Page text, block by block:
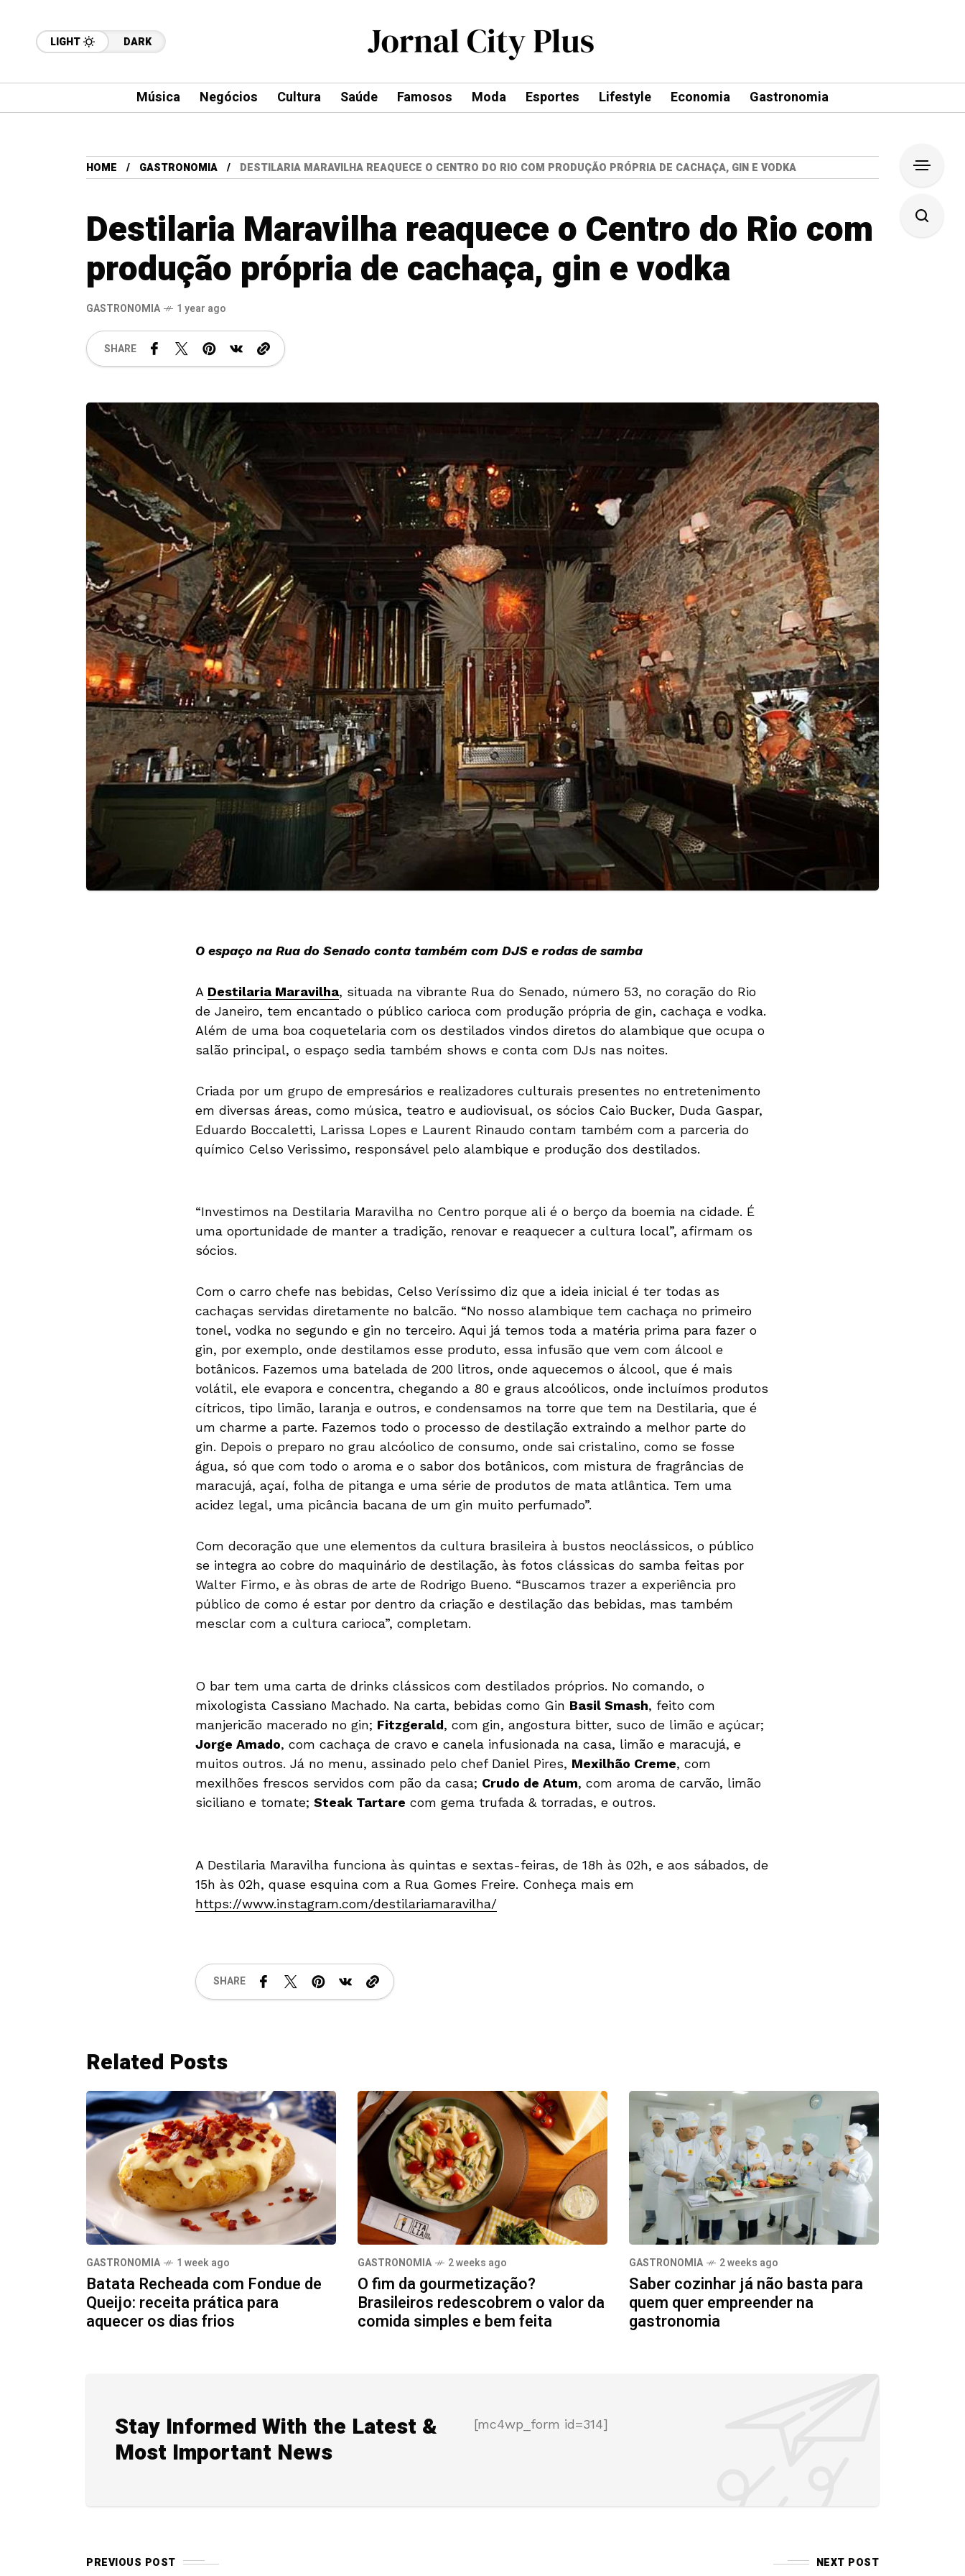
LIGHT DARK
Música Negócios Cultura Saúde Famosos Moda Esportes Lifestyle Economia Gastronomia
HOME GASTRONOMIA DESTILARIA MARAVILHA REAQUECE O CENTRO DO RIO COM PRODUÇÃO PRÓPRIA DE CACHAÇA, GIN E VODKA
Destilaria Maravilha reaquece o Centro do Rio com
produção própria de cachaça, gin e vodka
GASTRONOMIA 1 year ago
SHARE
O espaço na Rua do Senado conta também com DJS e rodas de samba
A Destilaria Maravilha, situada na vibrante Rua do Senado, número 53, no coração do Rio
de Janeiro, tem encantado o público carioca com produção própria de gin, cachaça e vodka.
Além de uma boa coquetelaria com os destilados vindos diretos do alambique que ocupa o
salão principal, o espaço sedia também shows e conta com DJs nas noites.
Criada por um grupo de empresários e realizadores culturais presentes no entretenimento
em diversas áreas, como música, teatro e audiovisual, os sócios Caio Bucker, Duda Gaspar,
Eduardo Boccaletti, Larissa Lopes e Laurent Rinaudo contam também com a parceria do
químico Celso Verissimo, responsável pelo alambique e produção dos destilados.
“Investimos na Destilaria Maravilha no Centro porque ali é o berço da boemia na cidade. É
uma oportunidade de manter a tradição, renovar e reaquecer a cultura local”, afirmam os
sócios.
Com o carro chefe nas bebidas, Celso Veríssimo diz que a ideia inicial é ter todas as
cachaças servidas diretamente no balcão. “No nosso alambique tem cachaça no primeiro
tonel, vodka no segundo e gin no terceiro. Aqui já temos toda a matéria prima para fazer o
gin, por exemplo, onde destilamos esse produto, essa infusão que vem com álcool e
botânicos. Fazemos uma batelada de 200 litros, onde aquecemos o álcool, que é mais
volátil, ele evapora e concentra, chegando a 80 e graus alcoólicos, onde incluímos produtos
cítricos, tipo limão, laranja e outros, e condensamos na torre que tem na Destilaria, que é
um charme a parte. Fazemos todo o processo de destilação extraindo a melhor parte do
gin. Depois o preparo no grau alcóolico de consumo, onde sai cristalino, como se fosse
água, só que com todo o aroma e o sabor dos botânicos, com mistura de fragrâncias de
maracujá, açaí, folha de pitanga e uma série de produtos de mata atlântica. Tem uma
acidez legal, uma picância bacana de um gin muito perfumado”.
Com decoração que une elementos da cultura brasileira à bustos neoclássicos, o público
se integra ao cobre do maquinário de destilação, às fotos clássicas do samba feitas por
Walter Firmo, e às obras de arte de Rodrigo Bueno. “Buscamos trazer a experiência pro
público de como é estar por dentro da criação e destilação das bebidas, mas também
mesclar com a cultura carioca”, completam.
O bar tem uma carta de drinks clássicos com destilados próprios. No comando, o
mixologista Cassiano Machado. Na carta, bebidas como Gin Basil Smash, feito com
manjericão macerado no gin; Fitzgerald, com gin, angostura bitter, suco de limão e açúcar;
Jorge Amado, com cachaça de cravo e canela infusionada na casa, limão e maracujá, e
muitos outros. Já no menu, assinado pelo chef Daniel Pires, Mexilhão Creme, com
mexilhões frescos servidos com pão da casa; Crudo de Atum, com aroma de carvão, limão
siciliano e tomate; Steak Tartare com gema trufada & torradas, e outros.
A Destilaria Maravilha funciona às quintas e sextas-feiras, de 18h às 02h, e aos sábados, de
15h às 02h, quase esquina com a Rua Gomes Freire. Conheça mais em
https://www.instagram.com/destilariamaravilha/
SHARE
Related Posts
GASTRONOMIA 1 week ago
Batata Recheada com Fondue de
Queijo: receita prática para
aquecer os dias frios
GASTRONOMIA 2 weeks ago
O fim da gourmetização?
Brasileiros redescobrem o valor da
comida simples e bem feita
GASTRONOMIA 2 weeks ago
Saber cozinhar já não basta para
quem quer empreender na
gastronomia
Stay Informed With the Latest &
Most Important News
[mc4wp_form id=314]
PREVIOUS POST NEXT POST